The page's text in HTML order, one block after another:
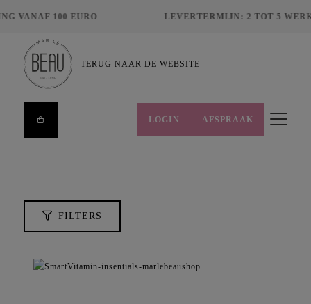
VANAF 100 EURO LEVERTERMIJN: 2 TOT 5
TERUG NAAR DE WEBSITE
LOGIN AFSPRAAK
FILTERS
ZOEKEN
Wis filters
MERKEN
PRIJS
8,00 € 495,00